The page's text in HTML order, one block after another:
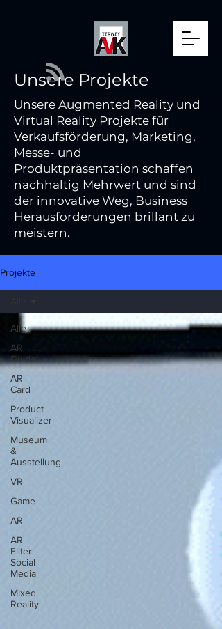
Unsere Projekte
Unsere Augmented Reality und
Virtual Reality Projekte für
Verkaufsförderung, Marketing,
Messe- und
Produktpräsentation schaffen
nachhaltig Mehrwert und sind
der innovative Weg, Business
Herausforderungen brillant zu
meistern.
Projekte
Alle
AR
Guide
AR
Card
Product
Visualizer
Museum
&
Ausstellung
VR
Game
AR
AR
Filter
Social
Media
Mixed
Reality